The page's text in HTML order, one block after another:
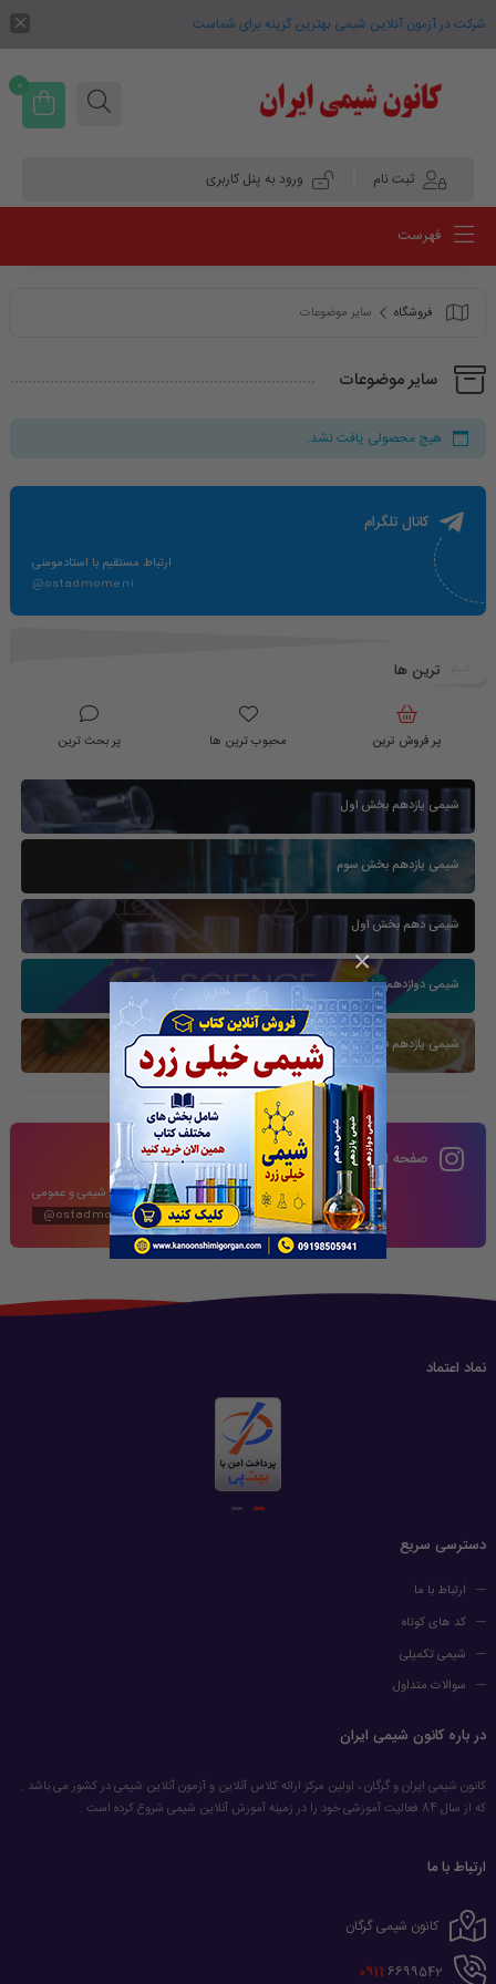
×
شرکت در آزمون آنلاین شیمی بهترین گزینه برای شماست .
ثبت نام ورود به پنل کاربری
0
فهرست
فروشگاه سایر موضوعات
سایر موضوعات
هیچ محصولی یافت نشد.
کانال تلگرام
ارتباط مستقیم با استادمومنی
@ostadmomeni
ترین ها
پر فروش ترین محبوب ترین ها پر بحث ترین
شیمی یازدهم بخش اول
شیمی یازدهم بخش سوم
شیمی دهم بخش اول
شیمی دوازدهم بخش سوم
شیمی یازدهم فصل دوم
صفحه اینستاگرام
محتوای آموزشی شیمی و عمومی
@ostadmomeni2020
نماد اعتماد
دسترسی سریع
ارتباط با ما
کد های کوتاه
شیمی تکمیلی
سوالات متداول
در باره کانون شیمی ایران
کانون شیمی ایران و گرگان ، اولین مرکز ارائه کلاس آنلاین و آزمون آنلاین شیمی در کشور می باشد .
که از سال 84 فعالیت آموزشی خود را در زمینه آموزش آنلاین شیمی شروع کرده است .
ارتباط با ما
کانون شیمی گرگان
0911 6699542